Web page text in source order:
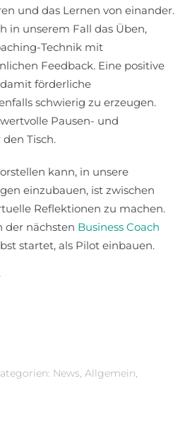
und das Lernen von einander.
in unserem Fall das Üben,
Technik mit
Feedback. Eine positive
förderliche
schwierig zu erzeugen.
Pausen- und
Tisch.
kann, in unsere
einzubauen, ist zwischen
Reflektionen zu machen.
der nächsten Business Coach
startet, als Pilot einbauen.
News, Allgemein,